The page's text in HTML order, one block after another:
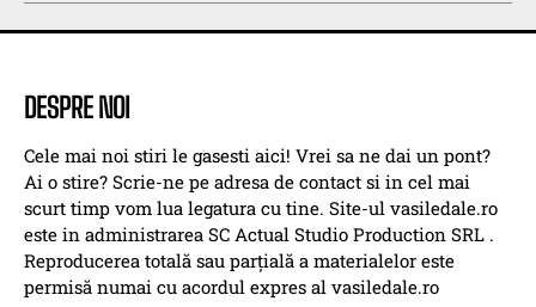
DESPRE NOI
Cele mai noi stiri le gasesti aici! Vrei sa ne dai un pont?
Ai o stire? Scrie-ne pe adresa de contact si in cel mai
scurt timp vom lua legatura cu tine. Site-ul vasiledale.ro
este in administrarea SC Actual Studio Production SRL .
Reproducerea totală sau parțială a materialelor este
permisă numai cu acordul expres al vasiledale.ro